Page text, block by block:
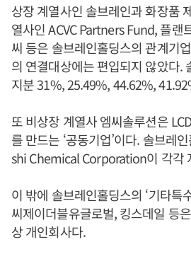
상장 계열사인 솔브레인과 화장품
열사인 ACVC Partners Fund, 플랜
씨 등은 솔브레인홀딩스의 관계기
의 연결대상에는 편입되지 않았다.
지분 31%, 25.49%, 44.62%,
또 비상장 계열사 엠씨솔루션은
를 만드는 ‘공동기업’이다. 솔브레
shi Chemical Corporation이 각각
이 밖에 솔브레인홀딩스의 ‘기타특
씨제이더블유글로벌, 킹스데일 등은
상 개인회사다.